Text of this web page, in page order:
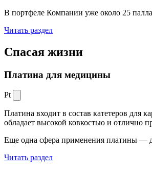
В портфеле Компании уже около 25
Читать раздел
Спасая жизни
Платина для медицины
Pt
Платина входит в состав катетеров для
обладает высокой ковкостью и отлично
Еще одна сфера применения платины —
Читать раздел